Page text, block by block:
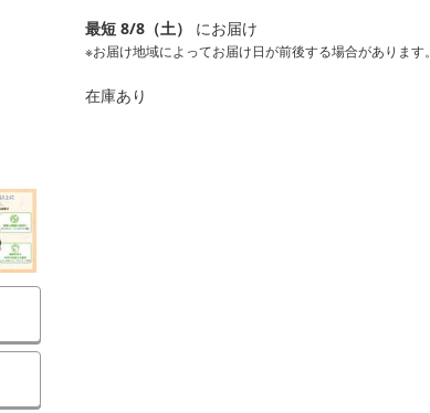
最短 8/8（土） にお届け
※お届け地域によってお届け日が前後する場合があります。
在庫あり